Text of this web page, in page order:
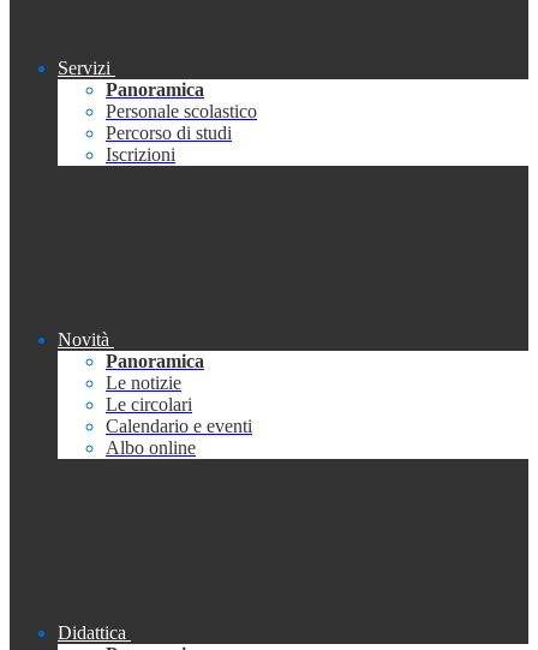
Servizi
Panoramica
Personale scolastico
Percorso di studi
Iscrizioni
Novità
Panoramica
Le notizie
Le circolari
Calendario e eventi
Albo online
Didattica